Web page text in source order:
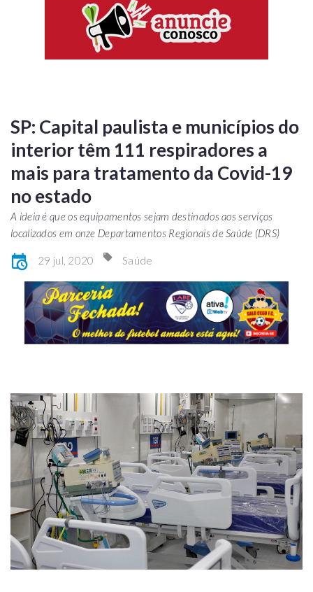
SP: Capital paulista e municípios do
interior têm 111 respiradores a
mais para tratamento da Covid-19
no estado
A ideia é que os equipamentos sejam destinados aos serviços
localizados em onze Departamentos Regionais de Saúde (DRS)
29 jul, 2020 Saúde